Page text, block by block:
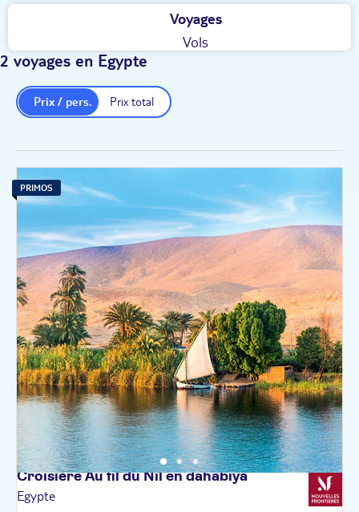
Voyages
Vols
2 voyages en Egypte
Prix total
Prix / pers.
PRIMOS
Croisière Au fil du Nil endahabiya
Egypte